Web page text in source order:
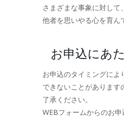
さまざまな事象に対して
他者を思いやる心を育ん
お申込にあ
お申込のタイミングによ
できないことがあります
了承ください。
WEBフォームからのお